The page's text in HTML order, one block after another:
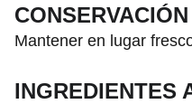
CONSERVACIÓN
Mantener en lugar
INGREDIENTES